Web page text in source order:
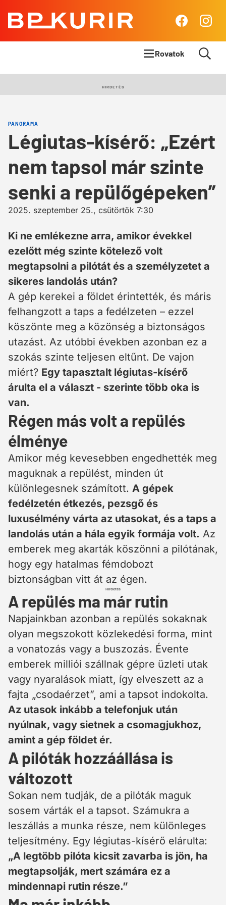
Body & Mind
Queens Blog
Rovatok
HIRDETÉS
PANORÁMA
Légiutas-kísérő: „Ezért
nem tapsol már szinte
senki a repülőgépeken”
2025. szeptember 25., csütörtök 7:30
Ki ne emlékezne arra, amikor évekkel
ezelőtt még szinte kötelező volt
megtapsolni a pilótát és a személyzetet a
sikeres landolás után?
A gép kerekei a földet érintették, és máris
felhangzott a taps a fedélzeten – ezzel
köszönte meg a közönség a biztonságos
utazást. Az utóbbi években azonban ez a
szokás szinte teljesen eltűnt. De vajon
miért? Egy tapasztalt légiutas-kísérő
árulta el a választ - szerinte több oka is
van.
Régen más volt a repülés
élménye
Amikor még kevesebben engedhették meg
maguknak a repülést, minden út
különlegesnek számított. A gépek
fedélzetén étkezés, pezsgő és
luxusélmény várta az utasokat, és a taps a
landolás után a hála egyik formája volt. Az
emberek meg akarták köszönni a pilótának,
hogy egy hatalmas fémdobozt
biztonságban vitt át az égen.
Hirdetés
A repülés ma már rutin
Napjainkban azonban a repülés sokaknak
olyan megszokott közlekedési forma, mint
a vonatozás vagy a buszozás. Évente
emberek milliói szállnak gépre üzleti utak
vagy nyaralások miatt, így elveszett az a
fajta „csodaérzet”, ami a tapsot indokolta.
Az utasok inkább a telefonjuk után
nyúlnak, vagy sietnek a csomagjukhoz,
amint a gép földet ér.
A pilóták hozzáállása is
változott
Sokan nem tudják, de a pilóták maguk
sosem várták el a tapsot. Számukra a
leszállás a munka része, nem különleges
teljesítmény. Egy légiutas-kísérő elárulta:
„A legtöbb pilóta kicsit zavarba is jön, ha
megtapsolják, mert számára ez a
mindennapi rutin része.”